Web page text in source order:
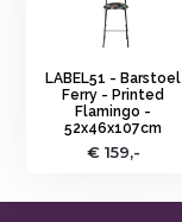
LABEL51 - Barstoel
Ferry - Printed
Flamingo -
52x46x107cm
€ 159,-